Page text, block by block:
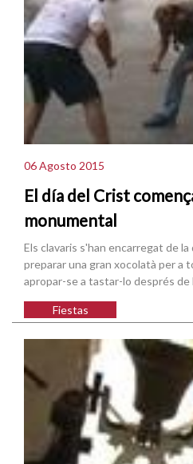
06 Agosto 2015
El día del Crist
monumental
Els clavaris s'han encarregat de
preparar una gran xocolatà per a
apropar-se a tastar-lo després de
Fiestas